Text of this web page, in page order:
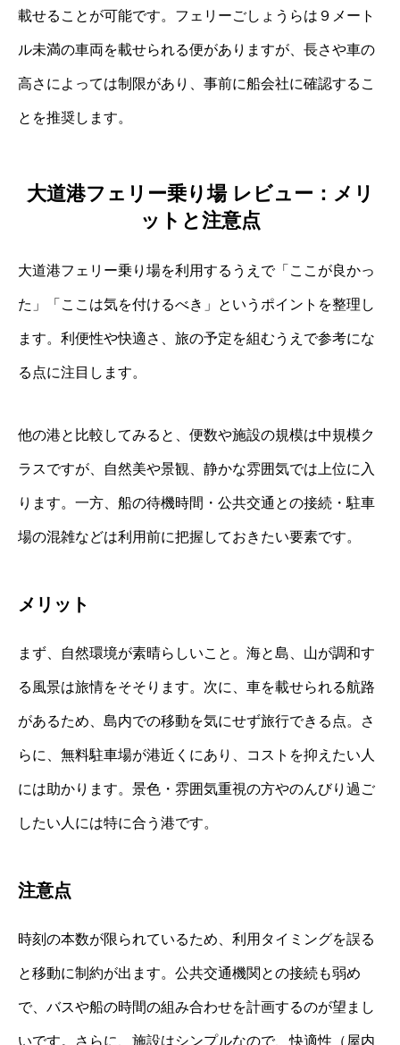
載せることが可能です。フェリーごしょうらは９メート
ル未満の車両を載せられる便がありますが、長さや車の
高さによっては制限があり、事前に船会社に確認するこ
とを推奨します。
大道港フェリー乗り場 レビュー：メリ
ットと注意点
大道港フェリー乗り場を利用するうえで「ここが良かっ
た」「ここは気を付けるべき」というポイントを整理し
ます。利便性や快適さ、旅の予定を組むうえで参考にな
る点に注目します。
他の港と比較してみると、便数や施設の規模は中規模ク
ラスですが、自然美や景観、静かな雰囲気では上位に入
ります。一方、船の待機時間・公共交通との接続・駐車
場の混雑などは利用前に把握しておきたい要素です。
メリット
まず、自然環境が素晴らしいこと。海と島、山が調和す
る風景は旅情をそそります。次に、車を載せられる航路
があるため、島内での移動を気にせず旅行できる点。さ
らに、無料駐車場が港近くにあり、コストを抑えたい人
には助かります。景色・雰囲気重視の方やのんびり過ご
したい人には特に合う港です。
注意点
時刻の本数が限られているため、利用タイミングを誤る
と移動に制約が出ます。公共交通機関との接続も弱め
で、バスや船の時間の組み合わせを計画するのが望まし
いです。さらに、施設はシンプルなので、快適性（屋内